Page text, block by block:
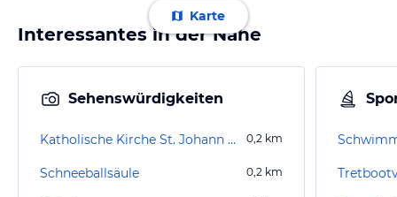
Karte
Interessantes in der Nähe
Sehenswürdigkeiten
Katholische Kirche St. Johann Baptist 0,2 km
Schneeballsäule 0,2 km